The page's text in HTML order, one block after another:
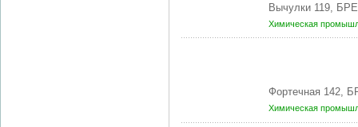
Вычулки 119,
Химическая
Фортечная 142,
Химическая